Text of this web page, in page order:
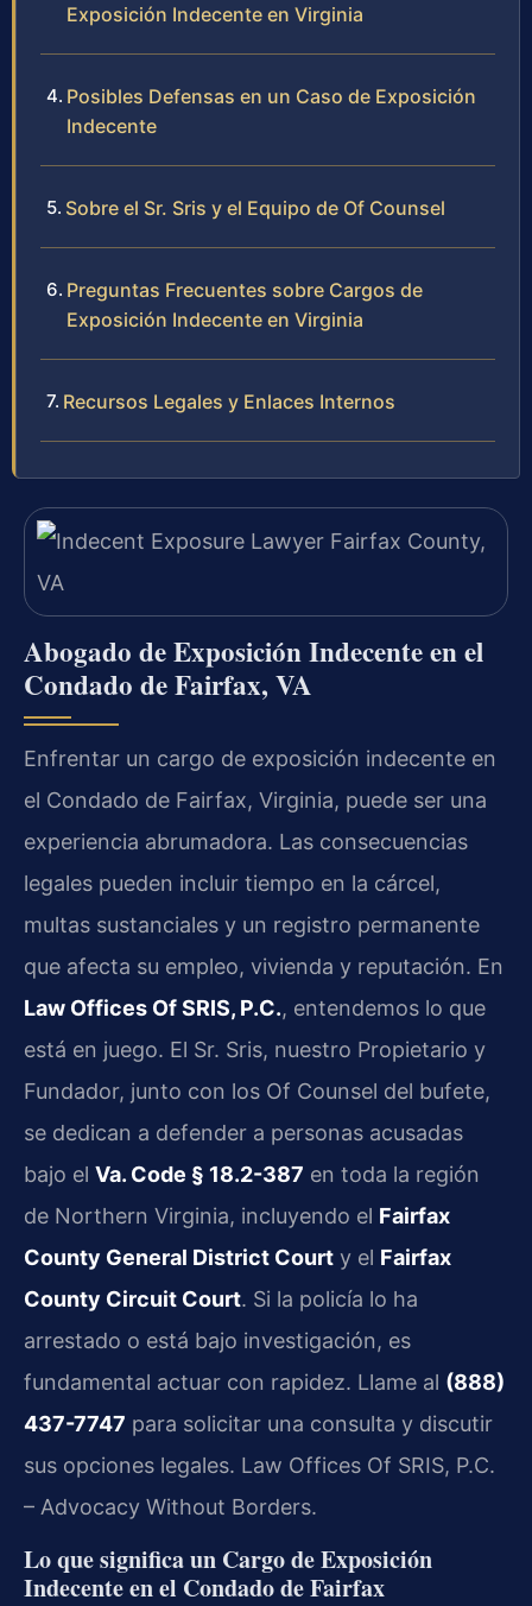
Exposición Indecente en Virginia
Posibles Defensas en un Caso de Exposición
Indecente
Sobre el Sr. Sris y el Equipo de Of Counsel
Preguntas Frecuentes sobre Cargos de
Exposición Indecente en Virginia
Recursos Legales y Enlaces Internos
Abogado de Exposición Indecente en el
Condado de Fairfax, VA
Enfrentar un cargo de exposición indecente en
el Condado de Fairfax, Virginia, puede ser una
experiencia abrumadora. Las consecuencias
legales pueden incluir tiempo en la cárcel,
multas sustanciales y un registro permanente
que afecta su empleo, vivienda y reputación. En
Law Offices Of SRIS, P.C., entendemos lo que
está en juego. El Sr. Sris, nuestro Propietario y
Fundador, junto con los Of Counsel del bufete,
se dedican a defender a personas acusadas
bajo el Va. Code § 18.2-387 en toda la región
de Northern Virginia, incluyendo el Fairfax
County General District Court y el Fairfax
County Circuit Court. Si la policía lo ha
arrestado o está bajo investigación, es
fundamental actuar con rapidez. Llame al (888)
437-7747 para solicitar una consulta y discutir
sus opciones legales. Law Offices Of SRIS, P.C.
– Advocacy Without Borders.
Lo que significa un Cargo de Exposición
Indecente en el Condado de Fairfax